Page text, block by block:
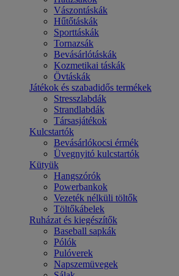
Vászontáskák
Hűtőtáskák
Sporttáskák
Tornazsák
Bevásárlótáskák
Kozmetikai táskák
Övtáskák
Játékok és szabadidős termékek
Stresszlabdák
Strandlabdák
Társasjátékok
Kulcstartók
Bevásárlókocsi érmék
Üvegnyitó kulcstartók
Kütyük
Hangszórók
Powerbankok
Vezeték nélküli töltők
Töltőkábelek
Ruházat és kiegészítők
Baseball sapkák
Pólók
Pulóverek
Napszemüvegek